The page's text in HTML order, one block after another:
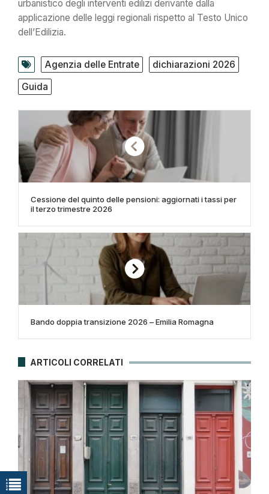
urbanistico degli interventi edilizi derivante dalla
applicazione delle leggi regionali rispetto al Testo Unico
dell’Edilizia.
Agenzia delle Entrate
dichiarazioni 2026
Guida
Cessione del quinto delle pensioni: aggiornati i tassi per
il terzo trimestre 2026
Bando doppia transizione 2026 – Emilia Romagna
ARTICOLI CORRELATI